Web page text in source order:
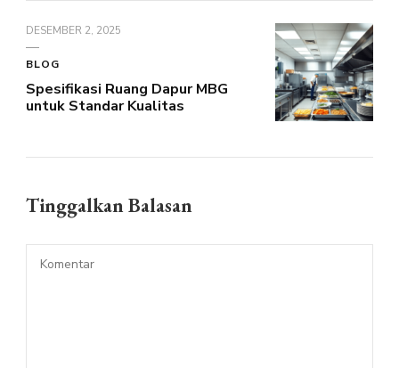
DESEMBER 2, 2025
BLOG
Spesifikasi Ruang Dapur MBG
untuk Standar Kualitas
Tinggalkan Balasan